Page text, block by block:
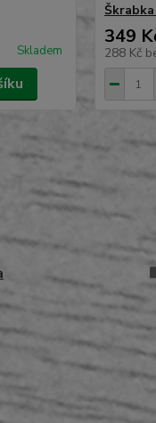
Skladem
349
288 Kč